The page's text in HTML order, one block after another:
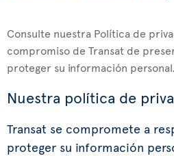
Consulte nuestra Política de
compromiso de Transat de
proteger su información personal.
Nuestra política de
Transat se compromete a
proteger su información